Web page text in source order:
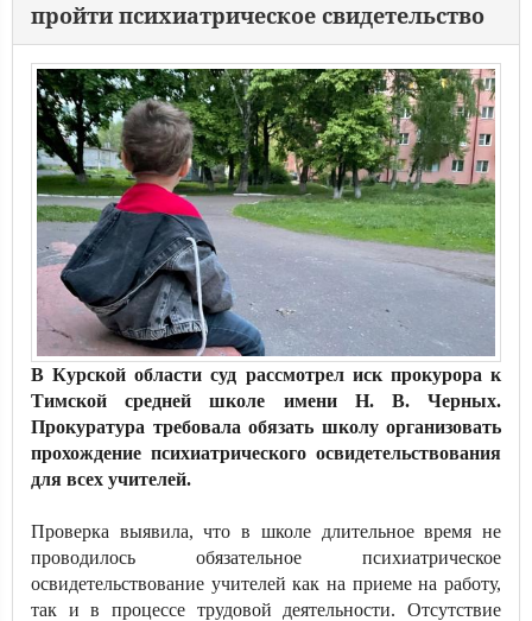
пройти психиатрическое свидетельство
В Курской области суд рассмотрел иск прокурора к
Тимской средней школе имени Н. В. Черных.
Прокуратура требовала обязать школу организовать
прохождение психиатрического освидетельствования
для всех учителей.
Проверка выявила, что в школе длительное время не
проводилось обязательное психиатрическое
освидетельствование учителей как на приеме на работу,
так и в процессе трудовой деятельности. Отсутствие